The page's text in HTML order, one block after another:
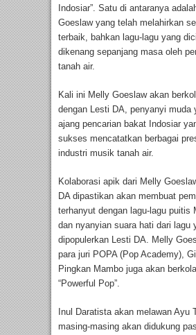
Indosiar”. Satu di antaranya
Goeslaw yang telah melahirkan
terbaik, bahkan lagu-lagu yang
dikenang sepanjang masa oleh
tanah air.
Kali ini Melly Goeslaw akan
dengan Lesti DA, penyanyi muda
ajang pencarian bakat Indosiar
sukses mencatatkan berbagai
industri musik tanah air.
Kolaborasi apik dari Melly
DA dipastikan akan membuat
terhanyut dengan lagu-lagu puitis
dan nyanyian suara hati dari lagu
dipopulerkan Lesti DA. Melly
para juri POPA (Pop Academy),
Pingkan Mambo juga akan
“Powerful Pop”.
Inul Daratista akan melawan Ayu
masing-masing akan didukung